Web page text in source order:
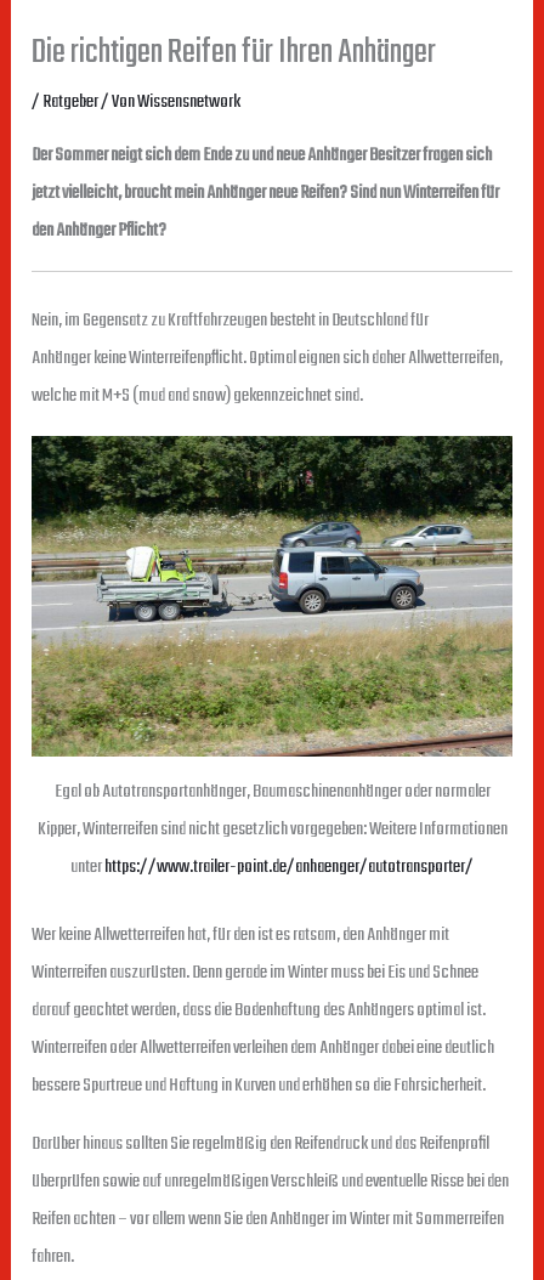
Die richtigen Reifen für Ihren Anhänger
/Ratgeber/ VonWissensnetwork
Der Sommer neigt sich dem Ende zu und neue Anhänger Besitzer fragen sich
jetzt vielleicht, braucht mein Anhänger neue Reifen?Sind nun Winterreifen für
den Anhänger Pflicht?
Nein, im Gegensatz zu Kraftfahrzeugen besteht in Deutschland für
Anhänger keine Winterreifenpflicht. Optimal eignen sich daher Allwetterreifen,
welche mit M+S (mud and snow) gekennzeichnet sind.
Egal ob Autotransportanhänger, Baumaschinenanhänger oder normaler
Kipper, Winterreifen sind nicht gesetzlich vorgegeben: Weitere Informationen
unterhttps://www.trailer-point.de/anhaenger/autotransporter/
Wer keine Allwetterreifen hat, für den ist es ratsam, den Anhänger mit
Winterreifen auszurüsten. Denn gerade im Winter muss bei Eis und Schnee
darauf geachtet werden, dass die Bodenhaftung des Anhängers optimal ist.
Winterreifen oder Allwetterreifen verleihen dem Anhänger dabei eine deutlich
bessere Spurtreue und Haftung in Kurven und erhöhen so die Fahrsicherheit.
Darüber hinaus sollten Sie regelmäßig den Reifendruck und das Reifenprofil
überprüfen sowie auf unregelmäßigen Verschleiß und eventuelle Risse bei den
Reifen achten – vor allem wenn Sie den Anhänger im Winter mit Sommerreifen
fahren.